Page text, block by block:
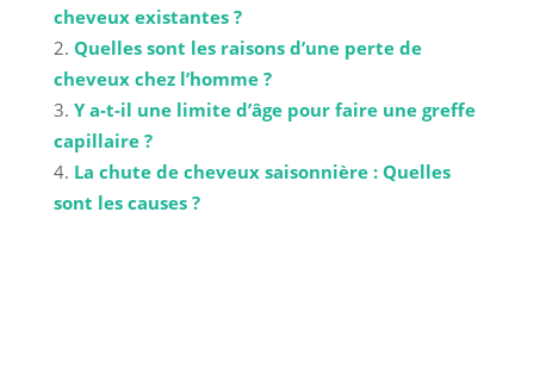
cheveux existantes ?
Quelles sont les raisons d’une perte de
cheveux chez l’homme ?
Y a-t-il une limite d’âge pour faire une greffe
capillaire ?
La chute de cheveux saisonnière : Quelles
sont les causes ?